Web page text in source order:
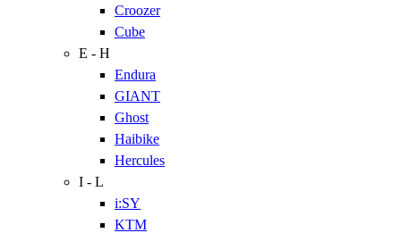
Croozer
Cube
E - H
Endura
GIANT
Ghost
Haibike
Hercules
I - L
i:SY
KTM